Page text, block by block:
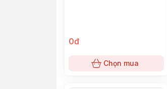
0đ
Chọn mua